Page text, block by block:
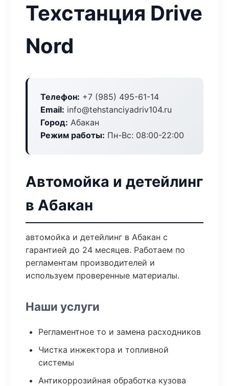
Техстанция Drive
Nord
Телефон: +7 (985) 495-61-14
Email: info@tehstanciyadriv104.ru
Город: Абакан
Режим работы: Пн-Вс: 08:00-22:00
Автомойка и детейлинг
в Абакан
автомойка и детейлинг в Абакан с
гарантией до 24 месяцев. Работаем по
регламентам производителей и
используем проверенные материалы.
Наши услуги
Регламентное то и замена расходников
Чистка инжектора и топливной
системы
Антикоррозийная обработка кузова